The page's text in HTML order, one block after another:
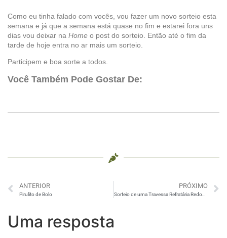
Como eu tinha falado com vocês, vou fazer um novo sorteio esta
semana e já que a semana está quase no fim e estarei fora uns
dias vou deixar na Home o post do sorteio. Então até o fim da
tarde de hoje entra no ar mais um sorteio.
Participem e boa sorte a todos.
Você Também Pode Gostar De:
ANTERIOR
Pirulito de Bolo
PRÓXIMO
Sorteio de uma Travessa Refratária Redonda, da Oxford
Uma resposta